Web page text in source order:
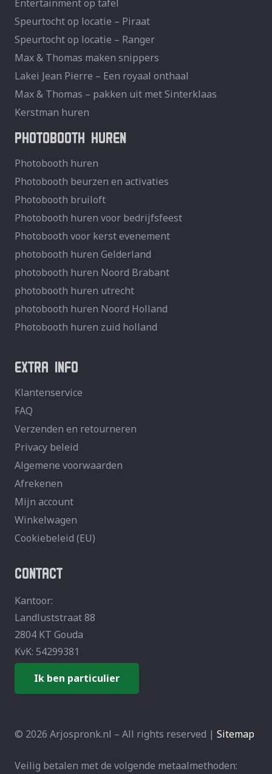
Entertainment op tafel
Speurtocht op locatie – Piraat
Speurtocht op locatie – Ranger
Max & Thomas maken snippers
Lakei Jean Pierre – Een royaal onthaal
Max & Thomas – pakken uit met Sinterklaas
Kerstman huren
PHOTOBOOTH HUREN
Photobooth huren
Photobooth beurzen en activaties
Photobooth bruiloft
Photobooth huren voor bedrijfsfeest
Photobooth voor kerst evenement
photobooth huren Gelderland
photobooth huren Noord Brabant
photobooth huren utrecht
photobooth huren Noord Holland
Photobooth huren zuid holland
EXTRA INFO
Klantenservice
FAQ
Verzenden en retourneren
Privacy beleid
Algemene voorwaarden
Afrekenen
Mijn account
Winkelwagen
Cookiebeleid (EU)
CONTACT
Kantoor:
Landluststraat 88
2804 KT Gouda
KvK: 54299381
Ik ben particulier
© 2026 Arjospronk.nl – All rights reserved | Sitemap
Veilig betalen met de volgende metaalmethoden: